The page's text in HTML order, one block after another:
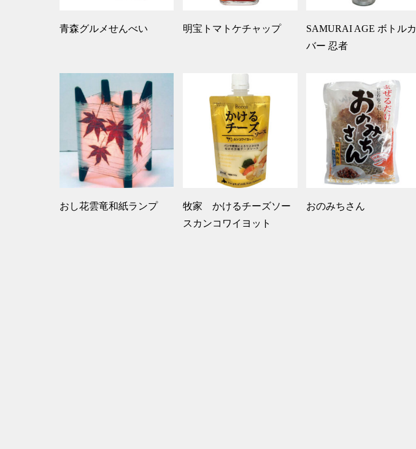
青森グルメせんべい 明宝トマトケチャップ
SAMURAI AGE ボトルカ
バー 忍者
おし花雲竜和紙ランプ
牧家 かけるチーズソー
スカンコワイヨット
おのみちさん